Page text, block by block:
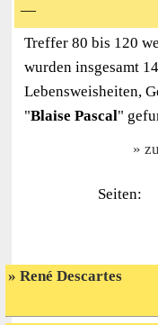
—
Treffer 80 bis 120
wurden insgesamt
Lebensweisheiten,
"Blaise Pascal"
Seiten:
René Descartes